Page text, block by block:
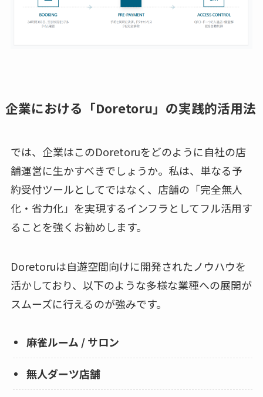
企業における「Doretoru」の実践的活用法
では、企業はこのDoretoruをどのように自社の店
舗運営に生かすべきでしょうか。私は、単なる予
約受付ツールとしてではなく、店舗の「完全無人
化・省力化」を実現するインフラとしてフル活用す
ることを強くお勧めします。
Doretoruは自遊空間向けに開発されたノウハウを
活かしており、以下のような多様な業種への展開が
スムーズに行えるのが強みです。
麻雀ルーム / サロン
無人ダーツ店舗